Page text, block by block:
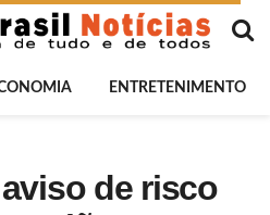
ENTRETENIMENTO
de risco